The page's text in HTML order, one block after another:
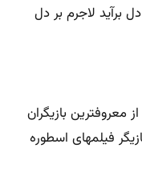
برآید لاجرم بر دل
معروفترین بازیگران
فیلمهای اسطوره